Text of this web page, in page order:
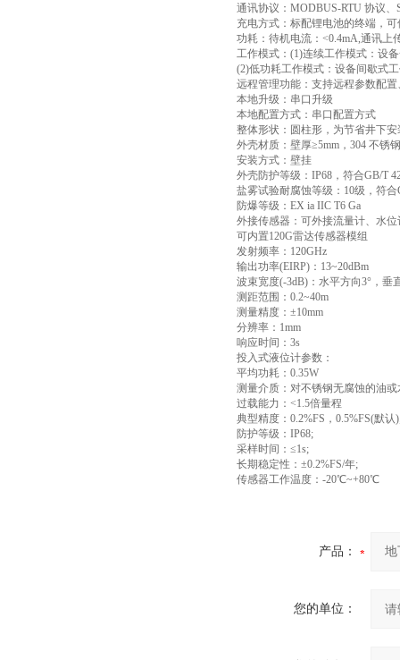
通讯协议：MODBUS-RTU 协议、
充电方式：标配锂电池的终端，
功耗：待机电流：<0.4mA,通讯上
工作模式：(1)连续工作模式：设
(2)低功耗工作模式：设备间歇式
远程管理功能：支持远程参数配
本地升级：串口升级
本地配置方式：串口配置方式
整体形状：圆柱形，为节省井下
外壳材质：壁厚≥5mm，304 不锈
安装方式：壁挂
外壳防护等级：IP68，符合GB/T
盐雾试验耐腐蚀等级：10级，符合
防爆等级：EX ia IIC T6 Ga
外接传感器：可外接流量计、水
可内置120G雷达传感器模组
发射频率：120GHz
输出功率(EIRP)：13~20dBm
波束宽度(-3dB)：水平方向3°，垂
测距范围：0.2~40m
测量精度：±10mm
分辨率：1mm
响应时间：3s
投入式液位计参数：
平均功耗：0.35W
测量介质：对不锈钢无腐蚀的油
过载能力：<1.5倍量程
典型精度：0.2%FS，0.5%FS(默认
防护等级：IP68;
采样时间：≤1s;
长期稳定性：±0.2%FS/年;
传感器工作温度：-20℃~+80℃
产品：
您的单位：